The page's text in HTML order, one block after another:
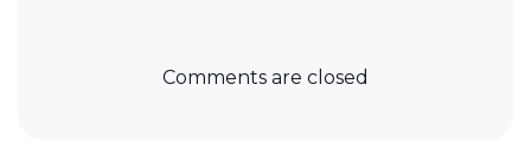
Comments are closed